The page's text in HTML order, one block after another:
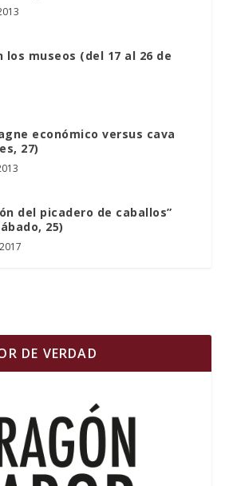
los museos (del 17 al 26 de
económico versus cava
27)
del picadero de caballos”
25)
DE VERDAD